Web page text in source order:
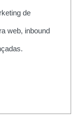
de
web, inbound